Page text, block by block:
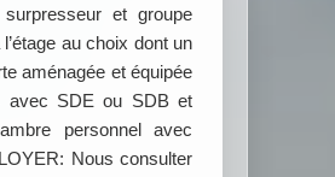
et groupe
au choix dont un
aménagée et équipée
avec SDE ou SDB et
personnel avec
Nous consulter